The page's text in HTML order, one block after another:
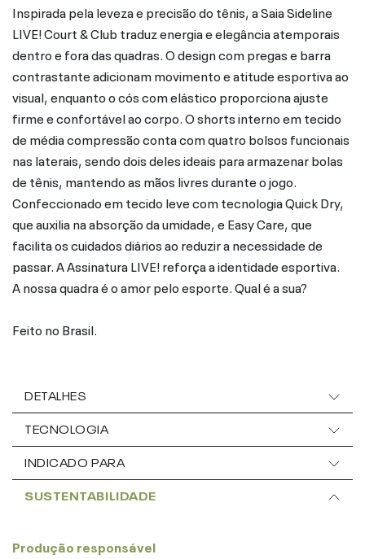
Inspirada pela leveza e precisão do tênis, a Saia Sideline
LIVE! Court & Club traduz energia e elegância atemporais
dentro e fora das quadras. O design com pregas e barra
contrastante adicionam movimento e atitude esportiva ao
visual, enquanto o cós com elástico proporciona ajuste
firme e confortável ao corpo. O shorts interno em tecido
de média compressão conta com quatro bolsos funcionais
nas laterais, sendo dois deles ideais para armazenar bolas
de tênis, mantendo as mãos livres durante o jogo.
Confeccionado em tecido leve com tecnologia Quick Dry,
que auxilia na absorção da umidade, e Easy Care, que
facilita os cuidados diários ao reduzir a necessidade de
passar. A Assinatura LIVE! reforça a identidade esportiva.
A nossa quadra é o amor pelo esporte. Qual é a sua?
Feito no Brasil.
DETALHES
TECNOLOGIA
INDICADO PARA
SUSTENTABILIDADE
Produção responsável